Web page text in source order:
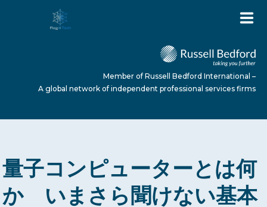
ABOUT US
Member of Russell Bedford International –
A global network of independent professional services firms
量子コンピューターとは何
か いまさら聞けない基本